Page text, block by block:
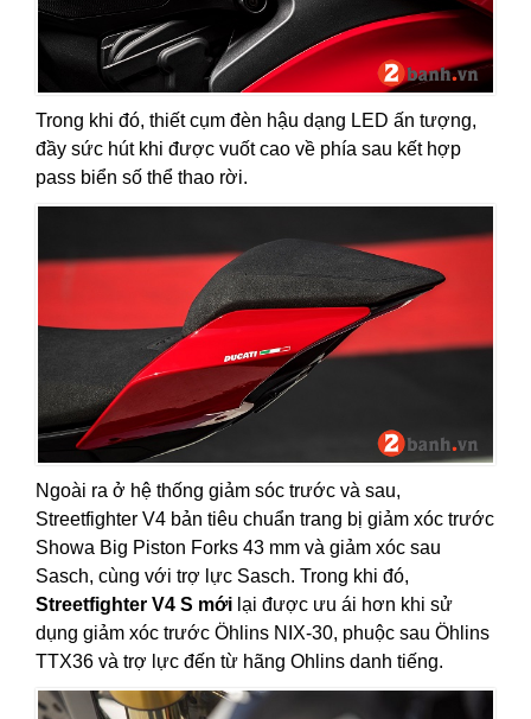
Trong khi đó, thiết cụm đèn hậu dạng LED ấn tượng,
đầy sức hút khi được vuốt cao về phía sau kết hợp
pass biển số thể thao rời.
Ngoài ra ở hệ thống giảm sóc trước và sau,
Streetfighter V4 bản tiêu chuẩn trang bị giảm xóc trước
Showa Big Piston Forks 43 mm và giảm xóc sau
Sasch, cùng với trợ lực Sasch. Trong khi đó,
Streetfighter V4 S mới lại được ưu ái hơn khi sử
dụng giảm xóc trước Öhlins NIX-30, phuộc sau Öhlins
TTX36 và trợ lực đến từ hãng Ohlins danh tiếng.